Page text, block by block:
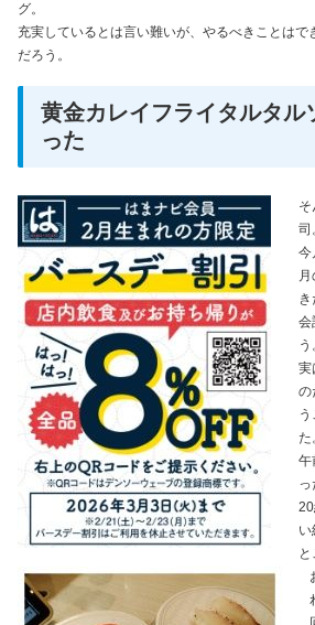
グ。
充実しているとは言い難いが、やるべきことはで
だろう。
黄金カレイフライタルタル
った
司
今
き
会
う
実
の
た
午
い
と